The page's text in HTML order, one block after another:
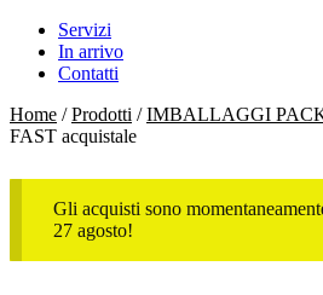
Servizi
In arrivo
Contatti
Home /Prodotti /IMBALLAGGI
FAST acquistale
Gli acquisti sono
27 agosto!